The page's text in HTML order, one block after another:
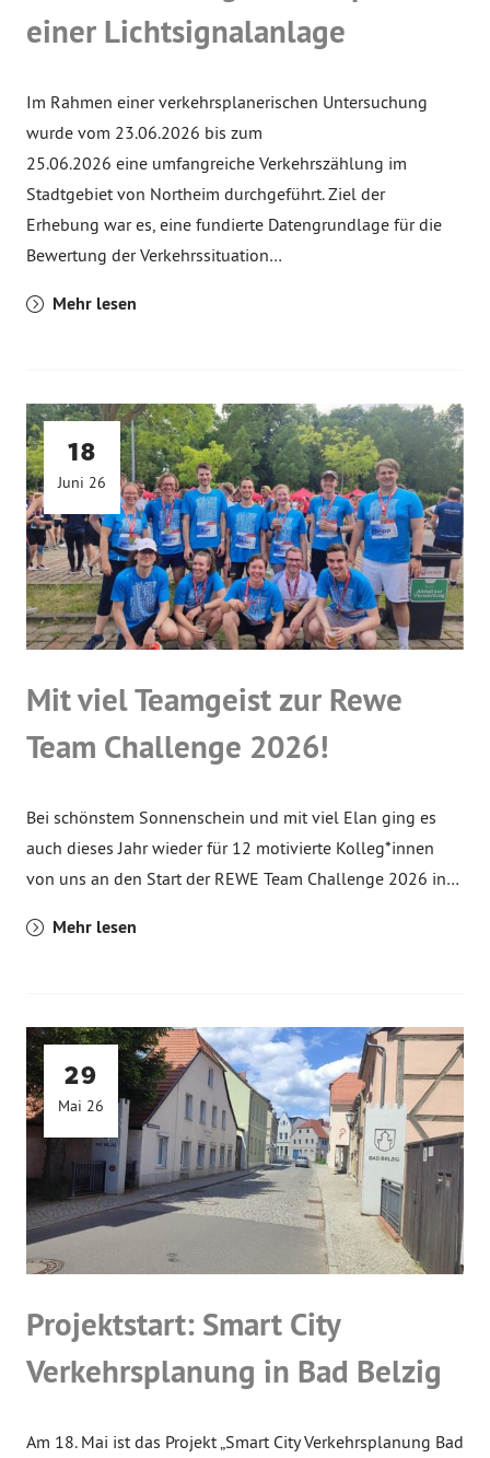
einer Lichtsignalanlage
Im Rahmen einer verkehrsplanerischen Untersuchung
wurde vom 23.06.2026 bis zum
25.06.2026 eine umfangreiche Verkehrszählung im
Stadtgebiet von Northeim durchgeführt. Ziel der
Erhebung war es, eine fundierte Datengrundlage für die
Bewertung der Verkehrssituation…
Mehr lesen
18
Juni 26
Mit viel Teamgeist zur Rewe
Team Challenge 2026!
Bei schönstem Sonnenschein und mit viel Elan ging es
auch dieses Jahr wieder für 12 motivierte Kolleg*innen
von uns an den Start der REWE Team Challenge 2026 in…
Mehr lesen
29
Mai 26
Projektstart: Smart City
Verkehrsplanung in Bad Belzig
Am 18. Mai ist das Projekt „Smart City Verkehrsplanung Bad